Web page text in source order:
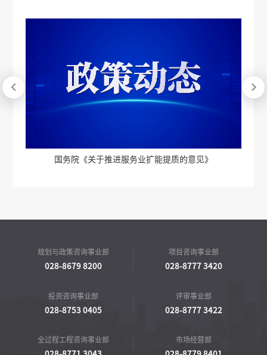
投资审批制度改革与工程咨询行业使命担当——兼论国办
 
规划与政策咨询事业部 项目咨询事业部
投资咨询事业部 评审事业部
全过程工程咨询事业部 市场经营部